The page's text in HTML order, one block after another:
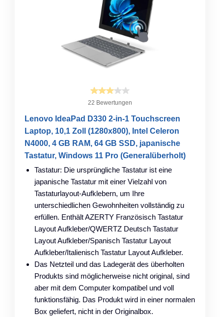
22 Bewertungen
Lenovo IdeaPad D330 2-in-1 Touchscreen
Laptop, 10,1 Zoll (1280x800), Intel Celeron
N4000, 4 GB RAM, 64 GB SSD, japanische
Tastatur, Windows 11 Pro (Generalüberholt)
Tastatur: Die ursprüngliche Tastatur ist eine
japanische Tastatur mit einer Vielzahl von
Tastaturlayout-Aufklebern, um Ihre
unterschiedlichen Gewohnheiten vollständig zu
erfüllen. Enthält AZERTY Französisch Tastatur
Layout Aufkleber/QWERTZ Deutsch Tastatur
Layout Aufkleber/Spanisch Tastatur Layout
Aufkleber/Italienisch Tastatur Layout Aufkleber.
Das Netzteil und das Ladegerät des überholten
Produkts sind möglicherweise nicht original, sind
aber mit dem Computer kompatibel und voll
funktionsfähig. Das Produkt wird in einer normalen
Box geliefert, nicht in der Originalbox.